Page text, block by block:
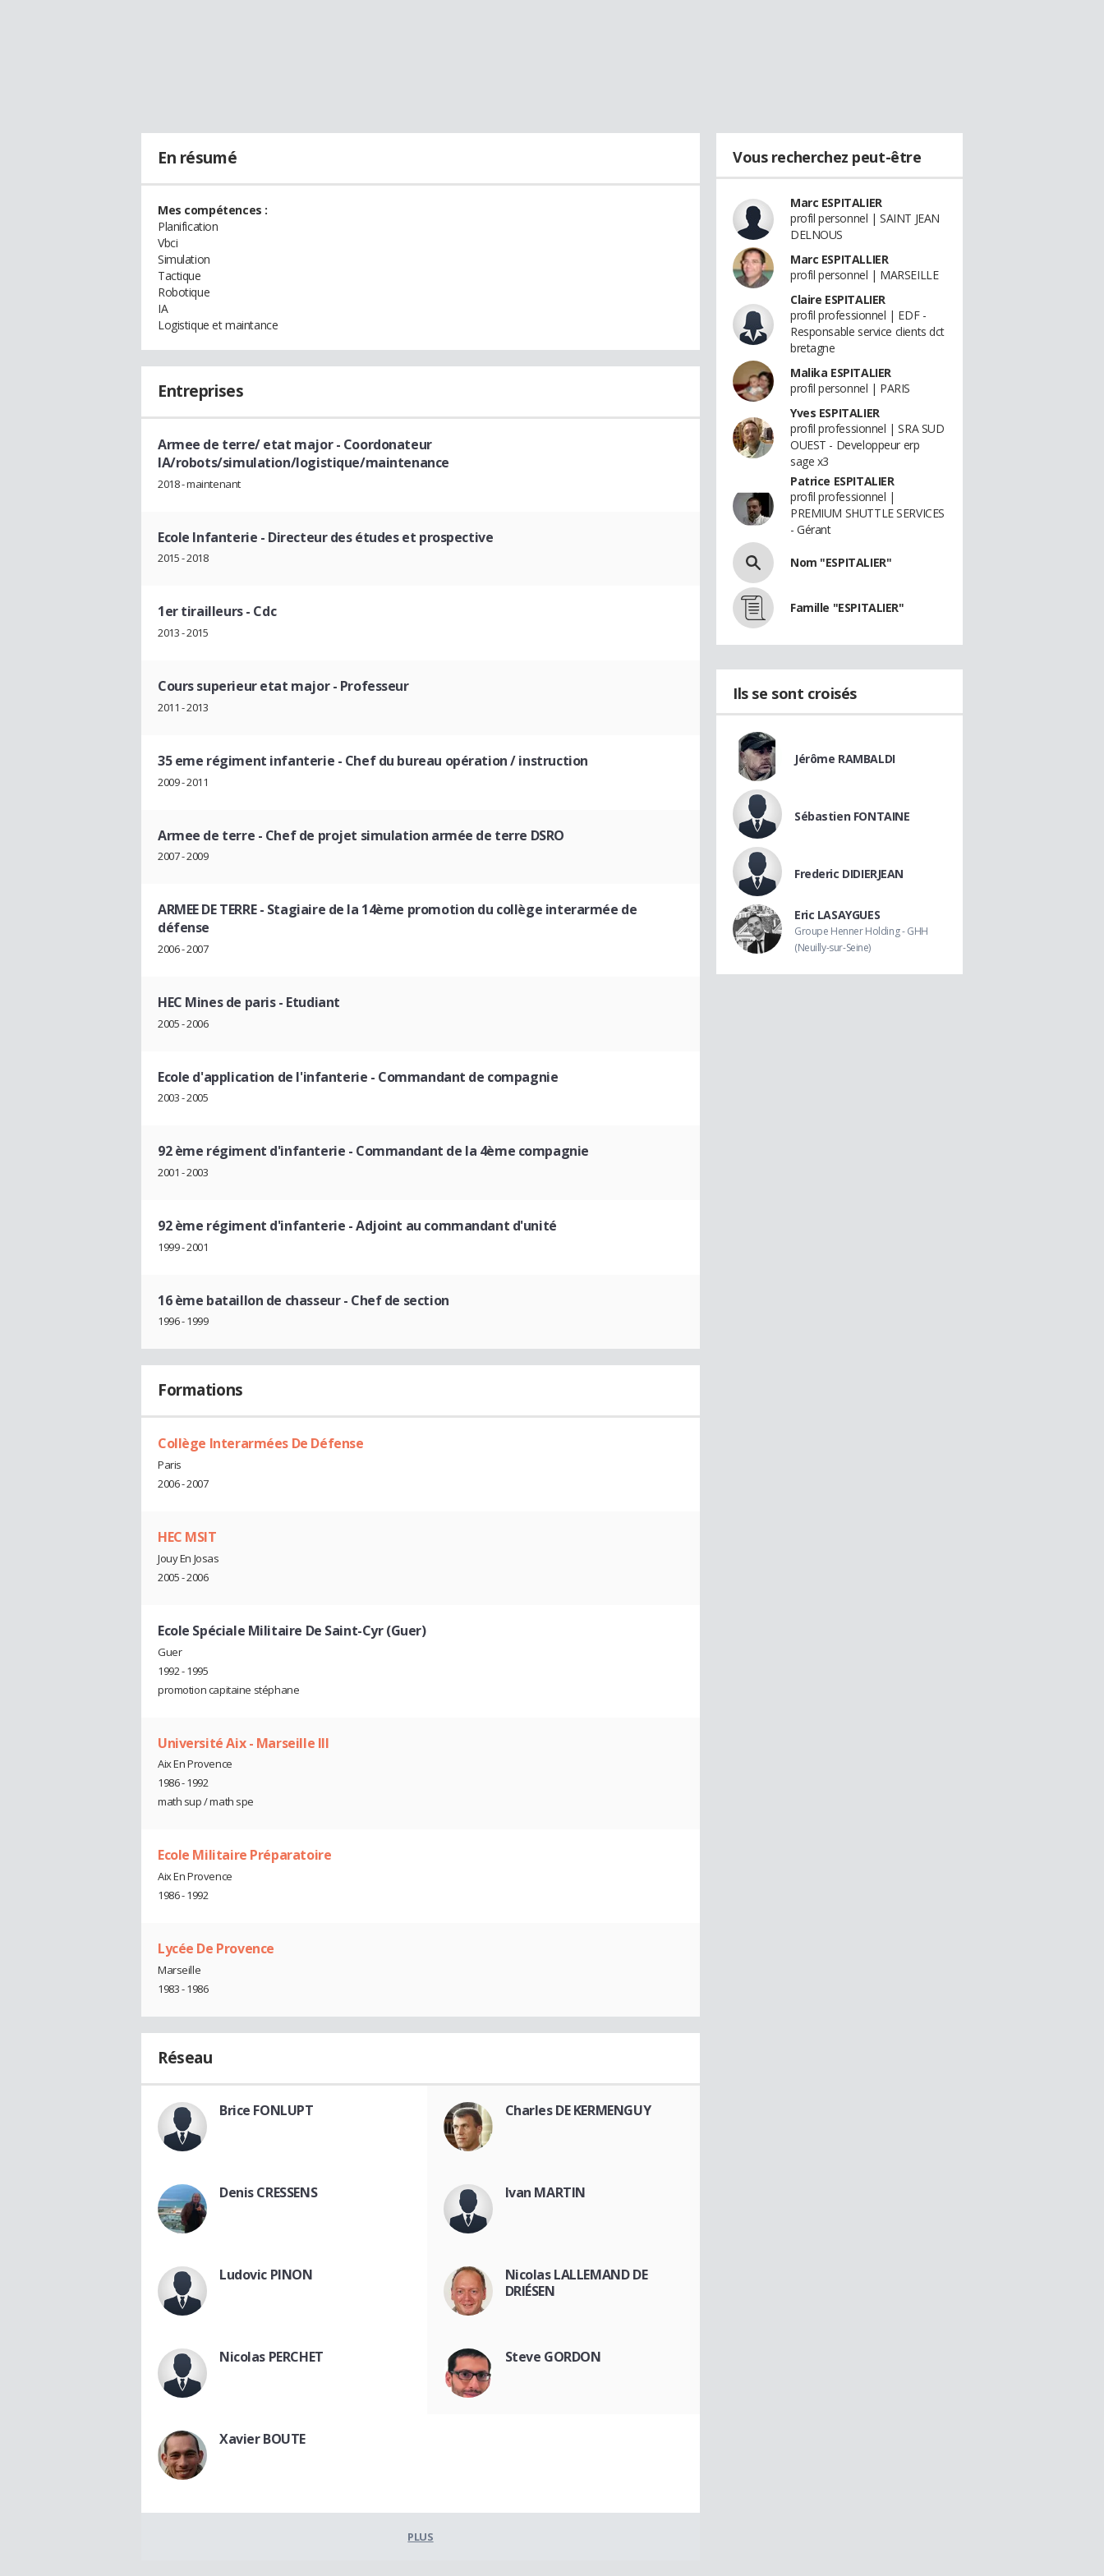
En résumé
Mes compétences :
Planification
Vbci
Simulation
Tactique
Robotique
IA
Logistique et maintance
Entreprises
Armee de terre/ etat major- Coordonateur
IA/robots/simulation/logistique/maintenance
2018 - maintenant
Ecole Infanterie - Directeur des études et prospective
2015 - 2018
1er tirailleurs- Cdc
2013 - 2015
Cours superieur etat major- Professeur
2011 - 2013
35 eme régiment infanterie - Chef du bureau opération / instruction
2009 - 2011
Armee de terre - Chef de projet simulation armée de terre DSRO
2007 - 2009
ARMEE DE TERRE- Stagiaire de la 14ème promotion du collège interarmée de
défense
2006 - 2007
HEC Mines de paris- Etudiant
2005 - 2006
Ecole d'application de l'infanterie - Commandant de compagnie
2003 - 2005
92 ème régiment d'infanterie - Commandant de la 4ème compagnie
2001 - 2003
92 ème régiment d'infanterie - Adjoint au commandant d'unité
1999 - 2001
16 ème bataillon de chasseur- Chef de section
1996 - 1999
Formations
Collège Interarmées De Défense
Paris
2006 - 2007
HEC MSIT
Jouy En Josas
2005 - 2006
Ecole Spéciale Militaire De Saint-Cyr (Guer)
Guer
1992 - 1995
promotion capitaine stéphane
Université Aix - Marseille III
Aix En Provence
1986 - 1992
math sup / math spe
Ecole Militaire Préparatoire
Aix En Provence
1986 - 1992
Lycée De Provence
Marseille
1983 - 1986
Réseau
Brice FONLUPT Charles DE KERMENGUY
Denis CRESSENS Ivan MARTIN
Ludovic PINON
Nicolas LALLEMAND DE
DRIÉSEN
Nicolas PERCHET Steve GORDON
Xavier BOUTE
PLUS
Vous recherchez peut-être
Marc ESPITALIER
profil personnel | SAINT JEAN
DELNOUS
Marc ESPITALLIER
profil personnel | MARSEILLE
Claire ESPITALIER
profil professionnel | EDF -
Responsable service clients dct
bretagne
Malika ESPITALIER
profil personnel | PARIS
Yves ESPITALIER
profil professionnel | SRA SUD
OUEST - Developpeur erp
sage x3
Patrice ESPITALIER
profil professionnel |
PREMIUM SHUTTLE SERVICES
- Gérant
Nom "ESPITALIER"
Famille "ESPITALIER"
Ils se sont croisés
Jérôme RAMBALDI
Sébastien FONTAINE
Frederic DIDIERJEAN
Eric LASAYGUES
Groupe Henner Holding - GHH
(Neuilly-sur-Seine)